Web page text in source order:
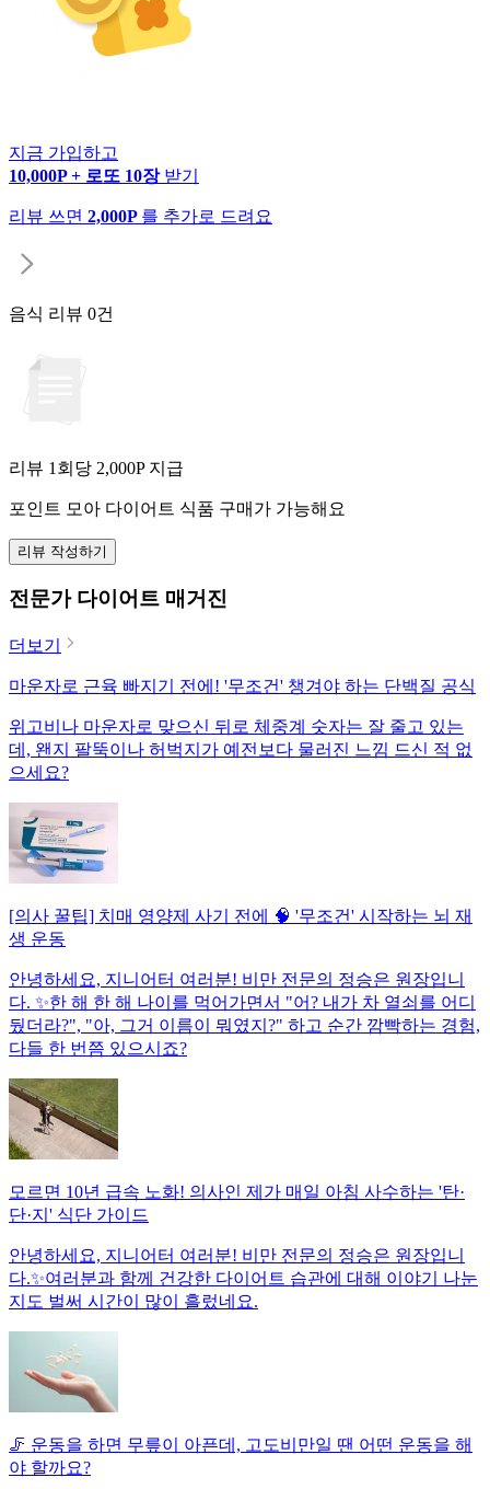
지금 가입하고
10,000P + 로또 10장 받기
리뷰 쓰면 2,000P 를 추가로 드려요
음식 리뷰 0건
리뷰 1회당 2,000P 지급
포인트 모아 다이어트 식품 구매가 가능해요
리뷰 작성하기
전문가 다이어트 매거진
더보기
마운자로 근육 빠지기 전에! '무조건' 챙겨야 하는 단백질 공식
위고비나 마운자로 맞으신 뒤로 체중계 숫자는 잘 줄고 있는
데, 왠지 팔뚝이나 허벅지가 예전보다 물러진 느낌 드신 적 없
으세요?
[의사 꿀팁] 치매 영양제 사기 전에 🧠 '무조건' 시작하는 뇌 재
생 운동
안녕하세요, 지니어터 여러분! 비만 전문의 정승은 원장입니
다. ✨한 해 한 해 나이를 먹어가면서 "어? 내가 차 열쇠를 어디
뒀더라?", "아, 그거 이름이 뭐였지?" 하고 순간 깜빡하는 경험,
다들 한 번쯤 있으시죠?
모르면 10년 급속 노화! 의사인 제가 매일 아침 사수하는 '탄·
단·지' 식단 가이드
안녕하세요, 지니어터 여러분! 비만 전문의 정승은 원장입니
다.✨여러분과 함께 건강한 다이어트 습관에 대해 이야기 나눈
지도 벌써 시간이 많이 흘렀네요.
🦵 운동을 하면 무릎이 아픈데, 고도비만일 땐 어떤 운동을 해
야 할까요?